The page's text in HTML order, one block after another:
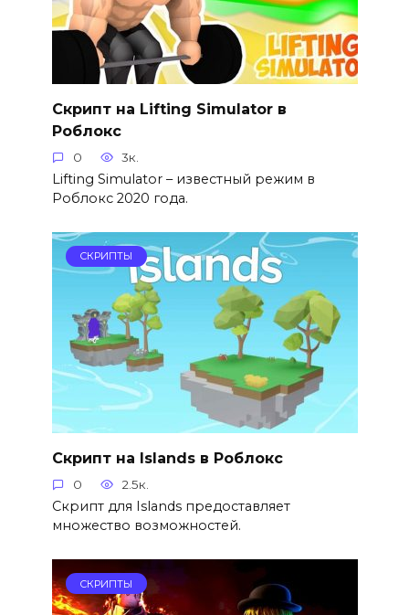
Скрипт на Lifting Simulator в
Роблокс
0 3к.
Lifting Simulator – известный режим в
Роблокс 2020 года.
СКРИПТЫ
Скрипт на Islands в Роблокс
0 2.5к.
Скрипт для Islands предоставляет
множество возможностей.
СКРИПТЫ